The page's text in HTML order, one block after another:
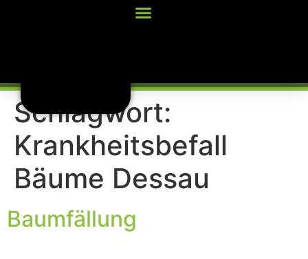
Schlagwort:
Krankheitsbefall
Bäume Dessau
Baumfällung